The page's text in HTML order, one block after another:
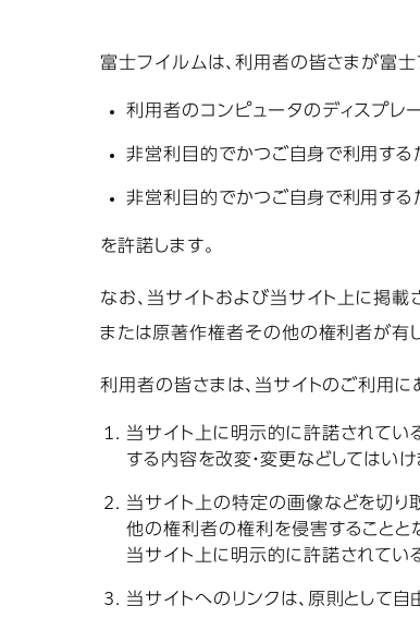
富士フイルムは、利用者の皆さまが富士
利用者のコンピュータのディスプレ
非営利目的でかつご自身で利用する
非営利目的でかつご自身で利用する
を許諾します。
なお、当サイトおよび当サイト上に掲載
または原著作権者その他の権利者が有し
利用者の皆さまは、当サイトのご利用に
当サイト上に明示的に許諾されてい
する内容を改変・変更などしてはいけ
当サイト上の特定の画像などを切り
他の権利者の権利を侵害することと
当サイト上に明示的に許諾されてい
当サイトへのリンクは、原則として